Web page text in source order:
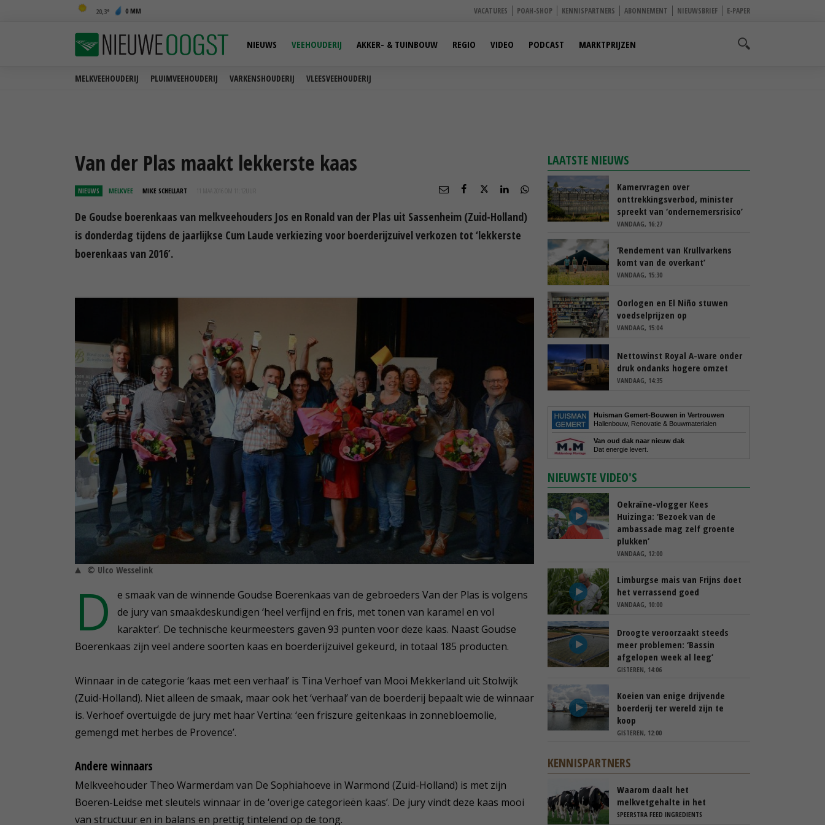
20,3 0 MM VACATURES POAH-SHOP KENNISPARTNERS ABONNEMENT NIEUWSBRIEF E-PAPER
MELKVEEHOUDERIJ PLUIMVEEHOUDERIJ VARKENSHOUDERIJ VLEESVEEHOUDERIJ
NIEUWS VEEHOUDERIJ AKKER- & TUINBOUW REGIO VIDEO PODCAST MARKTPRIJZEN
Van der Plas maakt lekkerste kaas
NIEUWS MELKVEE MIKE SCHELLART 11 MAA 2016 OM 11:12
De Goudse boerenkaas van melkveehouders Jos en Ronald van der Plas uit Sassenheim (Zuid-Holland)
is donderdag tijdens de jaarlijkse Cum Laude verkiezing voor boerderijzuivel verkozen tot ‘lekkerste
boerenkaas van 2016’.
© Ulco Wesselink
D
e smaak van de winnende Goudse Boerenkaas van de gebroeders Van der Plas is volgens
de jury van smaakdeskundigen ‘heel verfijnd en fris, met tonen van karamel en vol
karakter’. De technische keurmeesters gaven 93 punten voor deze kaas. Naast Goudse
Boerenkaas zijn veel andere soorten kaas en boerderijzuivel gekeurd, in totaal 185 producten.
Winnaar in de categorie ‘kaas met een verhaal’ is Tina Verhoef van Mooi Mekkerland uit Stolwijk
(Zuid-Holland). Niet alleen de smaak, maar ook het ‘verhaal’ van de boerderij bepaalt wie de winnaar
is. Verhoef overtuigde de jury met haar Vertina: ‘een friszure geitenkaas in zonnebloemolie,
gemengd met herbes de Provence’.
Andere winnaars
Melkveehouder Theo Warmerdam van De Sophiahoeve in Warmond (Zuid-Holland) is met zijn
Boeren-Leidse met sleutels winnaar in de ‘overige categorieën kaas’. De jury vindt deze kaas mooi
van structuur en in balans en prettig tintelend op de tong.
LAATSTE NIEUWS
Kamervragen over
onttrekkingsverbod, minister
spreekt van ‘ondernemersrisico’
VANDAAG, 16:27
‘Rendement van Krullvarkens
komt van de overkant’
VANDAAG, 15:30
Oorlogen en El Niño stuwen
voedselprijzen op
VANDAAG, 15:04
Nettowinst Royal A-ware onder
druk ondanks hogere omzet
VANDAAG, 14:35
Huisman Gemert-Bouwen in Vertrouwen
Hallenbouw, Renovatie & Bouwmaterialen
Van oud dak naar nieuw dak
Dat energie levert.
NIEUWSTE VIDEO'S
Oekraïne-vlogger Kees
Huizinga: ‘Bezoek van de
ambassade mag zelf groente
plukken’
VANDAAG, 12:00
Limburgse mais van Frijns doet
het verrassend goed
VANDAAG, 10:00
Droogte veroorzaakt steeds
meer problemen: ‘Bassin
afgelopen week al leeg’
GISTEREN, 14:06
Koeien van enige drijvende
boerderij ter wereld zijn te
koop
GISTEREN, 12:00
KENNISPARTNERS
Waarom daalt het
melkvetgehalte in het
voorjaar?
SPEERSTRA FEED INGREDIENTS